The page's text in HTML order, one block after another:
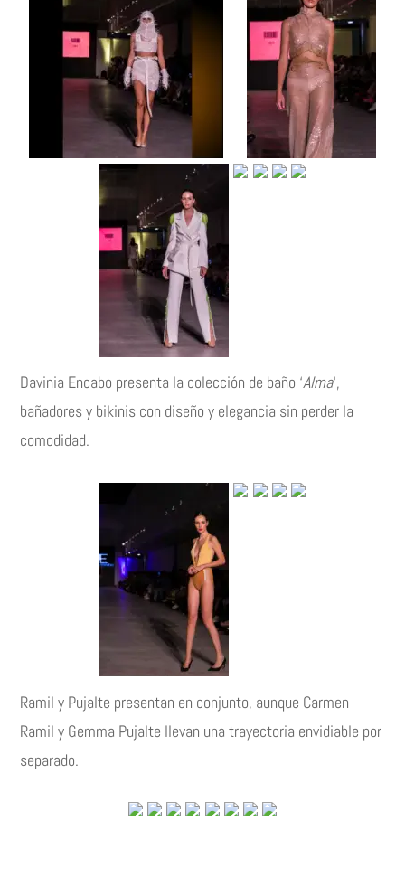
Davinia Encabo presenta la colección de baño ‘Alma‘,
bañadores y bikinis con diseño y elegancia sin perder la
comodidad.
Ramil y Pujalte presentan en conjunto, aunque Carmen
Ramil y Gemma Pujalte llevan una trayectoria envidiable por
separado.